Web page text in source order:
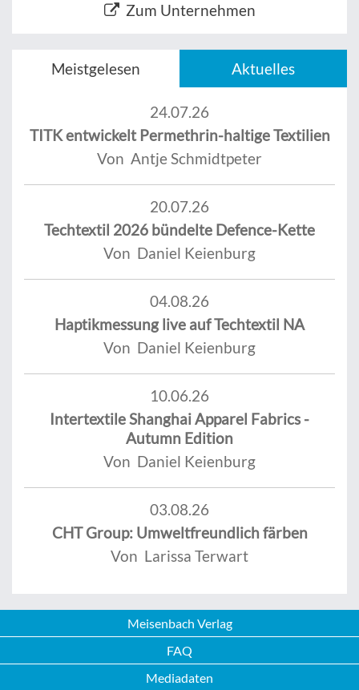
Zum Unternehmen
Meistgelesen Aktuelles
24.07.26
TITK entwickelt Permethrin-haltige Textilien
Von Antje Schmidtpeter
20.07.26
Techtextil 2026 bündelte Defence-Kette
Von Daniel Keienburg
04.08.26
Haptikmessung live auf Techtextil NA
Von Daniel Keienburg
10.06.26
Intertextile Shanghai Apparel Fabrics -
Autumn Edition
Von Daniel Keienburg
03.08.26
CHT Group: Umweltfreundlich färben
Von Larissa Terwart
Meisenbach Verlag
FAQ
Mediadaten